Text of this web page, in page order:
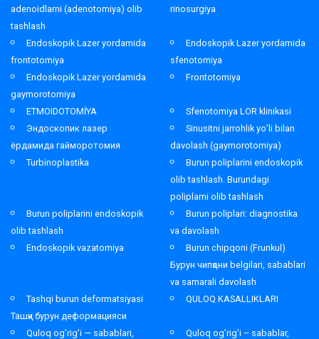
adenoidlarni (adenotomiya) olib
tashlash
rinosurgiya
Endoskopik Lazer yordamida
frontotomiya
Endoskopik Lazer yordamida
sfenotomiya
Endoskopik Lazer yordamida
gaymorotomiya
Frontotomiya
ETMOIDOTOMİYA
Sfenotomiya LOR klinikasi
Эндоскопик лазер
ёрдамида гайморотомия
Sinusitni jarrohlik yo’li bilan
davolash (gaymorotomiya)
Turbinoplastika
Burun poliplarini endoskopik
olib tashlash. Burundagi
poliplarni olib tashlash
Burun poliplarini endoskopik
olib tashlash
Burun poliplari: diagnostika
va davolash
Endoskopik vazatomiya
Burun chipqoni (Frunkul)
Бурун чипқони belgilari, sabablari
va samarali davolash
Tashqi burun deformatsiyasi
Ташқи бурун деформацияси
QULOQ KASALLIKLARI
Quloq og’rig’i — sabablari,
Quloq og’rig’i – sabablar,